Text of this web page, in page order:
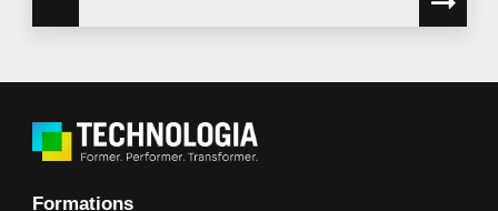
Formations